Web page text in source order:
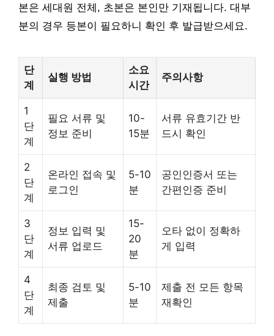
본은 세대원 전체, 초본은 본인만 기재됩니다. 대부
분의 경우 등본이 필요하니 확인 후 발급받으세요.
단
계
실행 방법
소요
시간
주의사항
1
단
계
필요 서류 및
정보 준비
10-
15분
서류 유효기간 반
드시 확인
2
단
계
온라인 접속 및
로그인
5-10
분
공인인증서 또는
간편인증 준비
3
단
계
정보 입력 및
서류 업로드
15-
20
분
오타 없이 정확하
게 입력
4
단
계
최종 검토 및
제출
5-10
분
제출 전 모든 항목
재확인